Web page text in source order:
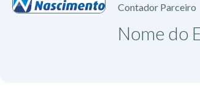
Contador Parceiro
Nome do